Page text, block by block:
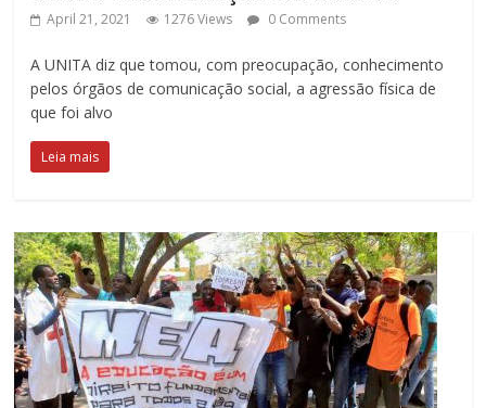
April 21, 2021 1276 Views 0 Comments
A UNITA diz que tomou, com preocupação, conhecimento
pelos órgãos de comunicação social, a agressão física de
que foi alvo
Leia mais